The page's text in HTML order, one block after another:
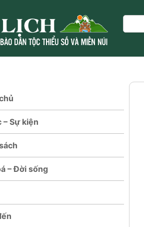
Search
Sự kiện
– Đời sống